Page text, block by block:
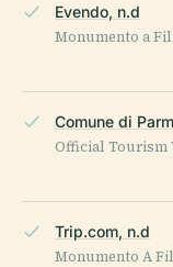
Evendo, n.d
Monumento a
Comune di
Official Tourism
Trip.com, n.d
Monumento A